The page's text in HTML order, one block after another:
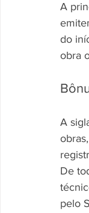
A
do
obra
A
De
pelo